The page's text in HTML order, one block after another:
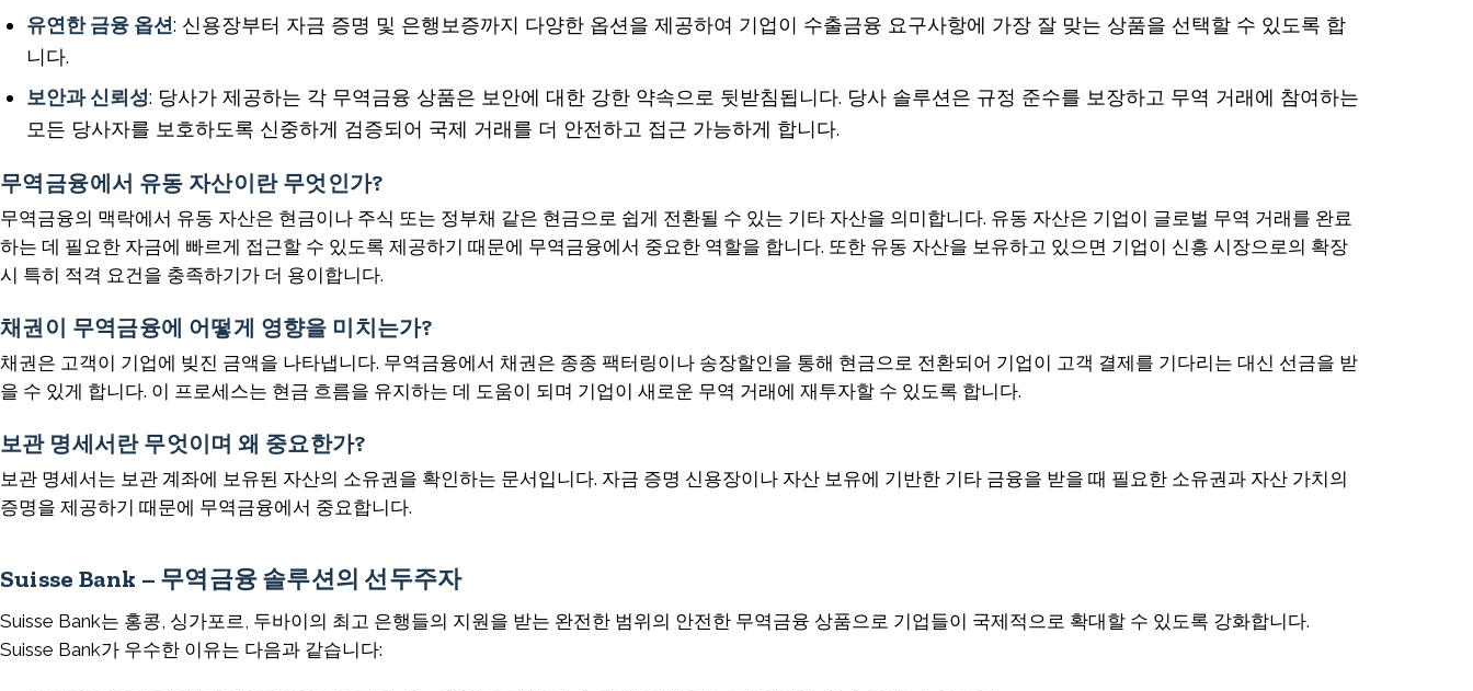
유연한 금융 옵션: 신용장부터 자금 증명 및 은행보증까지 다양한 옵션을 제공하여 기업이 수출금융 요구사항에 가장 잘 맞는 상품을 선택할 수 있도록 합
니다.
보안과 신뢰성: 당사가 제공하는 각 무역금융 상품은 보안에 대한 강한 약속으로 뒷받침됩니다. 당사 솔루션은 규정 준수를 보장하고 무역 거래에 참여하는
모든 당사자를 보호하도록 신중하게 검증되어 국제 거래를 더 안전하고 접근 가능하게 합니다.
무역금융에서 유동 자산이란 무엇인가?
무역금융의 맥락에서 유동 자산은 현금이나 주식 또는 정부채 같은 현금으로 쉽게 전환될 수 있는 기타 자산을 의미합니다. 유동 자산은 기업이 글로벌 무역 거래를 완료
하는 데 필요한 자금에 빠르게 접근할 수 있도록 제공하기 때문에 무역금융에서 중요한 역할을 합니다. 또한 유동 자산을 보유하고 있으면 기업이 신흥 시장으로의 확장
시 특히 적격 요건을 충족하기가 더 용이합니다.
채권이 무역금융에 어떻게 영향을 미치는가?
채권은 고객이 기업에 빚진 금액을 나타냅니다. 무역금융에서 채권은 종종 팩터링이나 송장할인을 통해 현금으로 전환되어 기업이 고객 결제를 기다리는 대신 선금을 받
을 수 있게 합니다. 이 프로세스는 현금 흐름을 유지하는 데 도움이 되며 기업이 새로운 무역 거래에 재투자할 수 있도록 합니다.
보관 명세서란 무엇이며 왜 중요한가?
보관 명세서는 보관 계좌에 보유된 자산의 소유권을 확인하는 문서입니다. 자금 증명 신용장이나 자산 보유에 기반한 기타 금융을 받을 때 필요한 소유권과 자산 가치의
증명을 제공하기 때문에 무역금융에서 중요합니다.
Suisse Bank – 무역금융 솔루션의 선두주자
Suisse Bank는 홍콩, 싱가포르, 두바이의 최고 은행들의 지원을 받는 완전한 범위의 안전한 무역금융 상품으로 기업들이 국제적으로 확대할 수 있도록 강화합니다.
Suisse Bank가 우수한 이유는 다음과 같습니다: